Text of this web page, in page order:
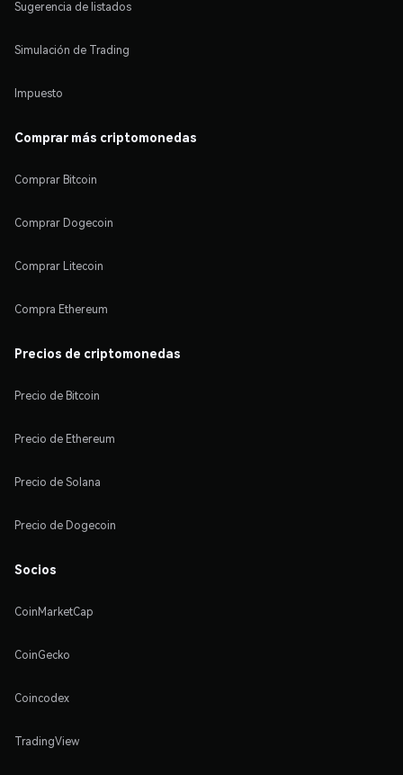
Sugerencia de listados
Simulación de Trading
Impuesto
Comprar más criptomonedas
Comprar Bitcoin
Comprar Dogecoin
Comprar Litecoin
Compra Ethereum
Precios de criptomonedas
Precio de Bitcoin
Precio de Ethereum
Precio de Solana
Precio de Dogecoin
Socios
CoinMarketCap
CoinGecko
Coincodex
TradingView